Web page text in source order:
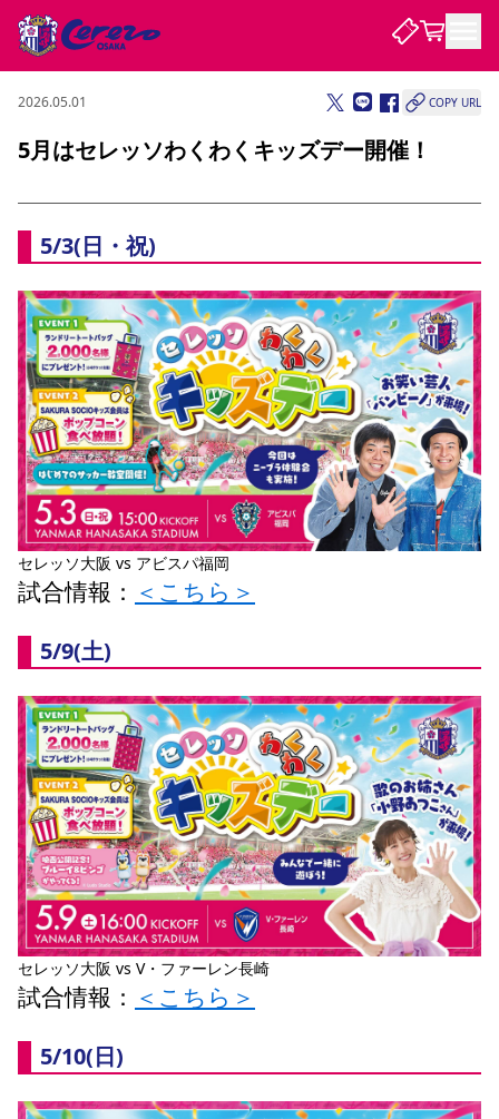
試合・チーム
チームについて
選手・スタッフ スケジュール メディア情報 アクセス レディース
アカデミー ハナサカプレーヤー 歴代所属選手
チケット
チケット情報 販売スケジュール 価格・席種 購入方法
シーズンシート 法人シーズンシート 福祉サービス
団体チケット
特定興行入場券 譲渡サービス リセールサービス
観戦ガイド
初めて観戦ガイド キッズ向けサービス グルメ マッチデープログラム
観戦マナー&ルール ビジターサポーター観戦ガイド 公式アプリ
スタジアム
YANMAR HANASAKA STADIUM
DAZNで観戦
DAZNで観戦
アウェイツアー
よくある質問
よくある質問
クラブを知る
セレッソ大阪について
クラブ紹介 沿革 シーズン記録 求人情報
サポートする
パートナー企業募集中 セレッソ大阪VISAカード サポートスタッフ
セレッソアイデアちょうだいな 応援商店街
Lise（ライセンスビジネス）
サステナビリティ
サステナビリティポリシー SDGsのゴール
活動レポート
SPORT POSITIVE LEAGUES
スポーツクラブ
関連団体/施設
長居公園 セレッソフットサルパーク セレッソフットサルパーク長居
セレッソスポーツパーク舞洲 YANMAR HANASAKA STADIUM
セレッソ大阪アカデミー 子供のサッカースクール
大人のサッカースクール
その他スポーツクラブ
ファンクラブ
ファンクラブ
SAKURA SOCIO SAKURA POINT Program 招待券引換方法
先行入場
まいセレチケット 会員規定 婚姻届・出生届・命名書
ニュース
ニュース
すべて チーム グッズ チケット イベント
ファンクラブ
ホームタウン パートナー スポーツクラブ メディア 30周年
レディース
アカデミー
2026.05.01 COPY URL
5月はセレッソわくわくキッズデー開催！
5/3(日・祝)
セレッソ大阪 vs アビスパ福岡
試合情報： ＜こちら＞
5/9(土)
セレッソ大阪 vs V・ファーレン長崎
試合情報： ＜こちら＞
5/10(日)